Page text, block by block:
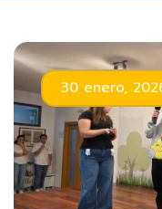
30 enero,